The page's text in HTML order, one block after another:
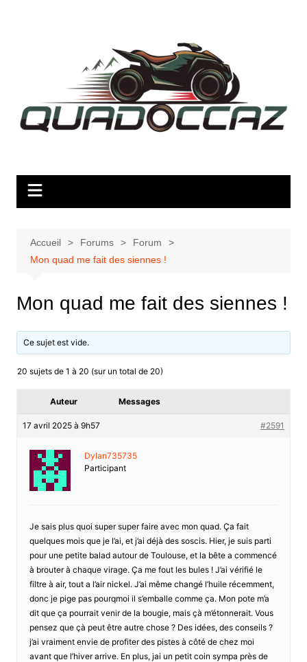
Accueil Forums
Forum
Mon quad me fait des siennes !
Mon quad me fait des siennes !
Ce sujet est vide.
20 sujets de 1 à 20 (sur un total de 20)
Auteur Messages
17 avril 2025 à 9h57 #2591
Dylan735735
Participant
Je sais plus quoi super super faire avec mon quad. Ça fait
quelques mois que je l’ai, et j’ai déjà des soscis. Hier, je suis parti
pour une petite balad autour de Toulouse, et la bête a commencé
à brouter à chaque virage. Ça me fout les bules ! J’ai vérifié le
filtre à air, tout a l’air nickel. J’ai même changé l’huile récemment,
donc je pige pas pourqmoi il s’emballe comme ça. Mon pote m’a
dit que ça pourrait venir de la bougie, mais çà m’étonnerait. Vous
pensez que çà peut être autre chose ? Des idées, des conseils ?
j’ai vraiment envie de profiter des pistes à côté de chez moi
avant que l’hiver arrive. En plus, jai un petit coin sympa près de